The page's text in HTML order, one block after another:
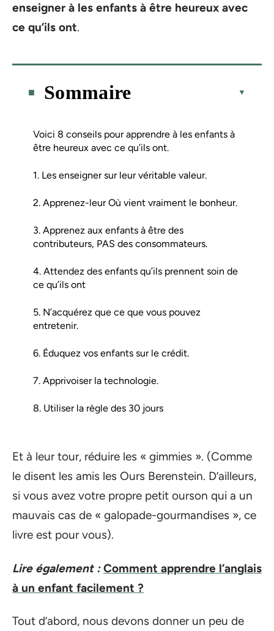
enseigner à les enfants à être heureux avec
ce qu’ils ont.
Sommaire
Voici 8 conseils pour apprendre à les enfants à
être heureux avec ce qu’ils ont.
1. Les enseigner sur leur véritable valeur.
2. Apprenez-leur Où vient vraiment le bonheur.
3. Apprenez aux enfants à être des
contributeurs, PAS des consommateurs.
4. Attendez des enfants qu’ils prennent soin de
ce qu’ils ont
5. N’acquérez que ce que vous pouvez
entretenir.
6. Éduquez vos enfants sur le crédit.
7. Apprivoiser la technologie.
8. Utiliser la règle des 30 jours
Et à leur tour, réduire les « gimmies ». (Comme
le disent les amis les Ours Berenstein. D’ailleurs,
si vous avez votre propre petit ourson qui a un
mauvais cas de « galopade-gourmandises », ce
livre est pour vous).
Lire également : Comment apprendre l’anglais
à un enfant facilement ?
Tout d’abord, nous devons donner un peu de